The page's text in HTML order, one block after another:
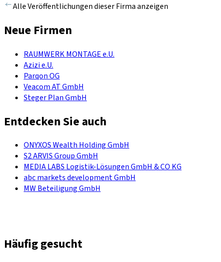
Alle Veröffentlichungen dieser Firma anzeigen
Neue Firmen
RAUMWERK MONTAGE e.U.
Azizi e.U.
Parqon OG
Veacom AT GmbH
Steger Plan GmbH
Entdecken Sie auch
ONYXOS Wealth Holding GmbH
S2 ARVIS Group GmbH
MEDIA LABS Logistik-Lösungen GmbH & CO KG
abc markets development GmbH
MW Beteiligung GmbH
Häufig gesucht